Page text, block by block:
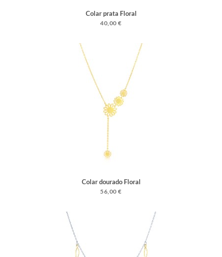
Colar prata Floral
40,00 €
Colar dourado Floral
56,00 €